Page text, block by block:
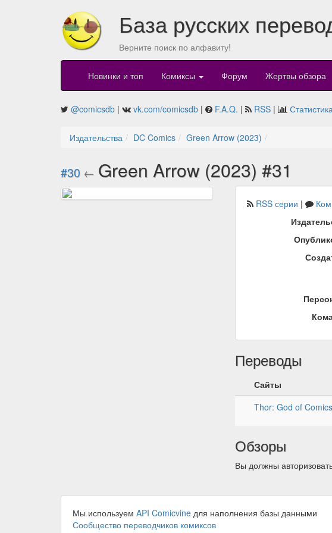
База русских
Верните поиск по алфавиту!
Новинки и топ Комиксы Форум Жертвы обзора
@comicsdb | vk.com/comicsdb | F.A.Q. | RSS |
Издательства DC Comics Green Arrow (2023)
#30 ← Green Arrow (2023) #31
RSS серии |
Переводы
Сайты
Thor: God of Comics
Обзоры
Вы должны
Мы используем API Comicvine для наполнения базы данными
Сообщество переводчиков комиксов